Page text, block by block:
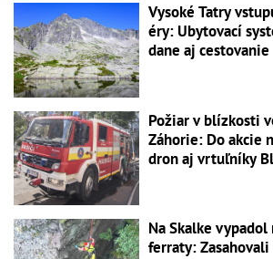
Vysoké Tatry
éry: Ubytovací
dane aj cestovanie
Požiar v blízkosti
Záhorie: Do akcie
dron aj vrtuľníky
Na Skalke
ferraty: